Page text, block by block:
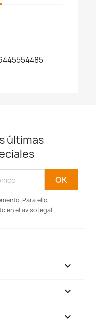
últimas
Para ello,
en el aviso legal.


